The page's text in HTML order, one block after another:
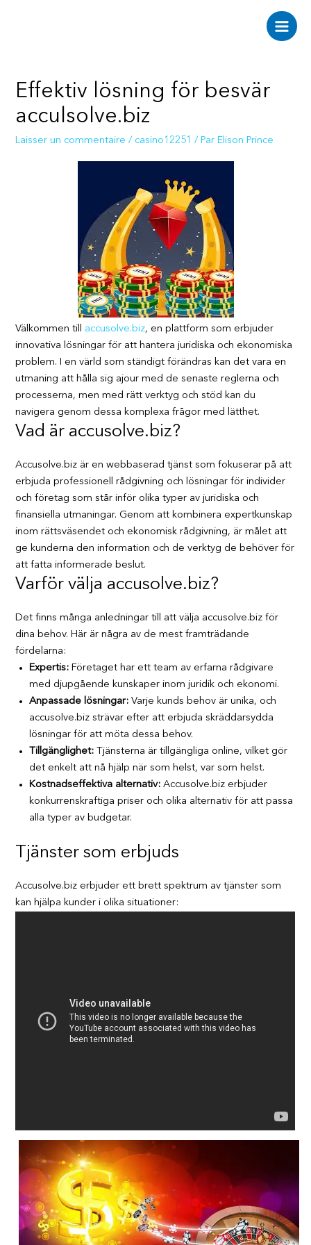
Main
Effektiv lösning för besvär
acculsolve.biz
Laisser un commentaire / casino12251 / Par Elison Prince
Välkommen till accusolve.biz, en plattform som erbjuder
innovativa lösningar för att hantera juridiska och ekonomiska
problem. I en värld som ständigt förändras kan det vara en
utmaning att hålla sig ajour med de senaste reglerna och
processerna, men med rätt verktyg och stöd kan du
navigera genom dessa komplexa frågor med lätthet.
Vad är accusolve.biz?
Accusolve.biz är en webbaserad tjänst som fokuserar på att
erbjuda professionell rådgivning och lösningar för individer
och företag som står inför olika typer av juridiska och
finansiella utmaningar. Genom att kombinera expertkunskap
inom rättsväsendet och ekonomisk rådgivning, är målet att
ge kunderna den information och de verktyg de behöver för
att fatta informerade beslut.
Varför välja accusolve.biz?
Det finns många anledningar till att välja accusolve.biz för
dina behov. Här är några av de mest framträdande
fördelarna:
Expertis: Företaget har ett team av erfarna rådgivare
med djupgående kunskaper inom juridik och ekonomi.
Anpassade lösningar: Varje kunds behov är unika, och
accusolve.biz strävar efter att erbjuda skräddarsydda
lösningar för att möta dessa behov.
Tillgänglighet: Tjänsterna är tillgängliga online, vilket gör
det enkelt att nå hjälp när som helst, var som helst.
Kostnadseffektiva alternativ: Accusolve.biz erbjuder
konkurrenskraftiga priser och olika alternativ för att passa
alla typer av budgetar.
Tjänster som erbjuds
Accusolve.biz erbjuder ett brett spektrum av tjänster som
kan hjälpa kunder i olika situationer: